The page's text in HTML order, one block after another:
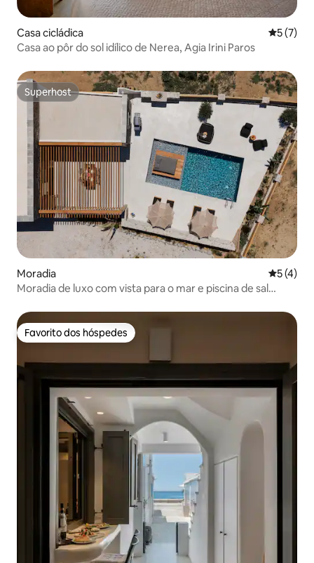
Casa cicládica
5 (7)
Casa ao pôr do sol idílico de Nerea, Agia Irini Paros
Superhost
Superhost
Moradia
5 (4)
Moradia de luxo com vista para o mar e piscina de sal
Favorito dos hóspedes
Favorito dos hóspedes